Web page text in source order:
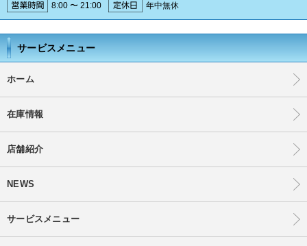
8:00 〜 21:00 年中無休
サービスメニュー
ホーム
在庫情報
店舗紹介
NEWS
サービスメニュー